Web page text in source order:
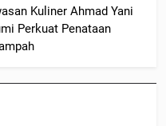
Kuliner Ahmad Yani
Perkuat Penataan